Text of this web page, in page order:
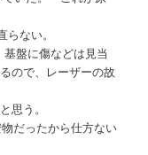
ない。
盤に傷などは見当
ので、レーザーの故
思う。
だったから仕方ない